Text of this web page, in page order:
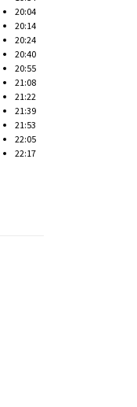
20:04
20:14
20:24
20:40
20:55
21:08
21:22
21:39
21:53
22:05
22:17